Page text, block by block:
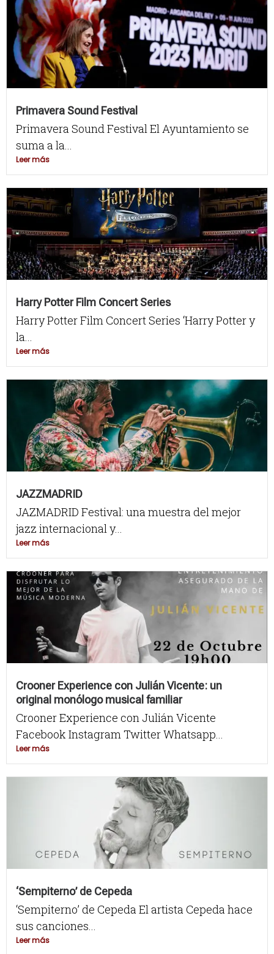
Primavera Sound Festival
Primavera Sound Festival El Ayuntamiento se
suma a la...
Leer más
Harry Potter Film Concert Series
Harry Potter Film Concert Series ‘Harry Potter y
la...
Leer más
JAZZMADRID
JAZMADRID Festival: una muestra del mejor
jazz internacional y...
Leer más
Crooner Experience con Julián Vicente: un
original monólogo musical familiar
Crooner Experience con Julián Vicente
Facebook Instagram Twitter Whatsapp...
Leer más
‘Sempiterno’ de Cepeda
‘Sempiterno’ de Cepeda El artista Cepeda hace
sus canciones...
Leer más